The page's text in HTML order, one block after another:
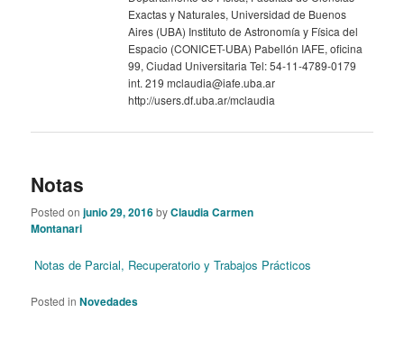
Exactas y Naturales, Universidad de Buenos
Aires (UBA) Instituto de Astronomía y Física del
Espacio (CONICET-UBA) Pabellón IAFE, oficina
99, Ciudad Universitaria Tel: 54-11-4789-0179
int. 219 mclaudia@iafe.uba.ar
http://users.df.uba.ar/mclaudia
Notas
Posted onjunio 29, 2016byClaudia Carmen
Montanari
Notas de Parcial, Recuperatorio y Trabajos Prácticos
Posted in Novedades